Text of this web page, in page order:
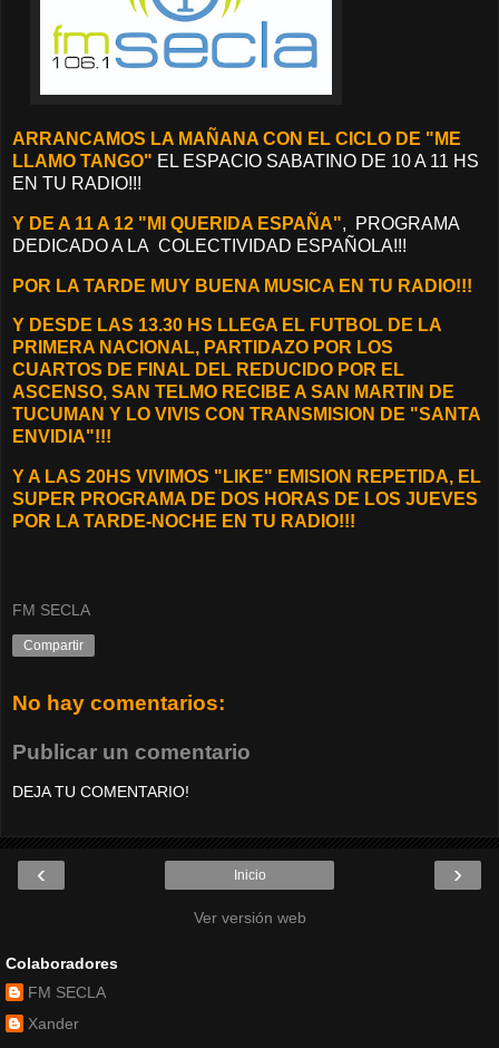
ARRANCAMOS LA MAÑANA CON EL CICLO DE "ME
LLAMO TANGO" EL ESPACIO SABATINO DE 10 A 11 HS
EN TU RADIO!!!
Y DE A 11 A 12 "MI QUERIDA ESPAÑA", PROGRAMA
DEDICADO A LA COLECTIVIDAD ESPAÑOLA!!!
POR LA TARDE MUY BUENA MUSICA EN TU RADIO!!!
Y DESDE LAS 13.30 HS LLEGA EL FUTBOL DE LA
PRIMERA NACIONAL, PARTIDAZO POR LOS
CUARTOS DE FINAL DEL REDUCIDO POR EL
ASCENSO, SAN TELMO RECIBE A SAN MARTIN DE
TUCUMAN Y LO VIVIS CON TRANSMISION DE "SANTA
ENVIDIA"!!!
Y A LAS 20HS VIVIMOS "LIKE" EMISION REPETIDA, EL
SUPER PROGRAMA DE DOS HORAS DE LOS JUEVES
POR LA TARDE-NOCHE EN TU RADIO!!!
FM SECLA
Compartir
No hay comentarios:
Publicar un comentario
DEJA TU COMENTARIO!
‹ ›
Inicio
Ver versión web
Colaboradores
FM SECLA
Xander